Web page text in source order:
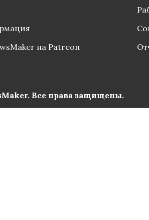
на Patreon
Все права защищены.